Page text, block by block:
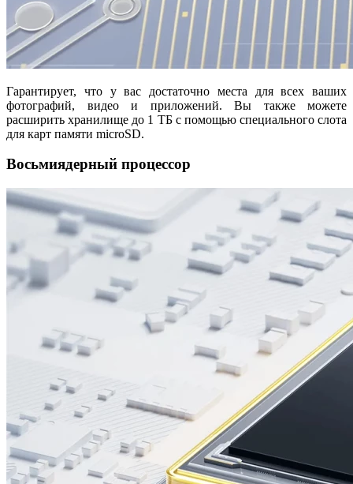
Гарантирует, что у вас достаточно места для всех ваших
фотографий, видео и приложений. Вы также можете
расширить хранилище до 1 ТБ с помощью специального слота
для карт памяти microSD.
Восьмиядерный процессор